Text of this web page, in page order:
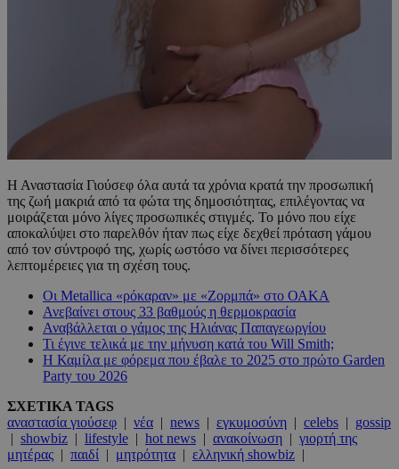
Η Αναστασία Γιούσεφ όλα αυτά τα χρόνια κρατά την προσωπική
της ζωή μακριά από τα φώτα της δημοσιότητας, επιλέγοντας να
μοιράζεται μόνο λίγες προσωπικές στιγμές. Το μόνο που είχε
αποκαλύψει στο παρελθόν ήταν πως είχε δεχθεί πρόταση γάμου
από τον σύντροφό της, χωρίς ωστόσο να δίνει περισσότερες
λεπτομέρειες για τη σχέση τους.
Οι Metallica «ρόκαραν» με «Ζορμπά» στο ΟΑΚΑ
Ανεβαίνει στους 33 βαθμούς η θερμοκρασία
Αναβάλλεται ο γάμος της Ηλιάνας Παπαγεωργίου
Τι έγινε τελικά με την μήνυση κατά του Will Smith;
Η Καμίλα με φόρεμα που έβαλε το 2025 στο πρώτο Garden
Party του 2026
ΣΧΕΤΙΚΑ TAGS
αναστασία γιούσεφ | νέα | news | εγκυμοσύνη | celebs | gossip
| showbiz | lifestyle | hot news | ανακοίνωση | γιορτή της
μητέρας | παιδί | μητρότητα | ελληνική showbiz |